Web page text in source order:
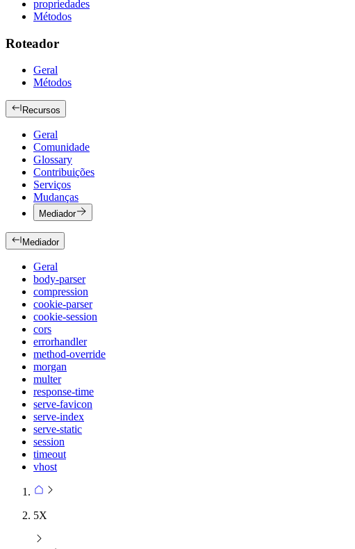
propriedades
Métodos
Roteador
Geral
Métodos
Recursos
Geral
Comunidade
Glossary
Contribuições
Serviços
Mudanças
Mediador
Mediador
Geral
body-parser
compression
cookie-parser
cookie-session
cors
errorhandler
method-override
morgan
multer
response-time
serve-favicon
serve-index
serve-static
session
timeout
vhost
5X